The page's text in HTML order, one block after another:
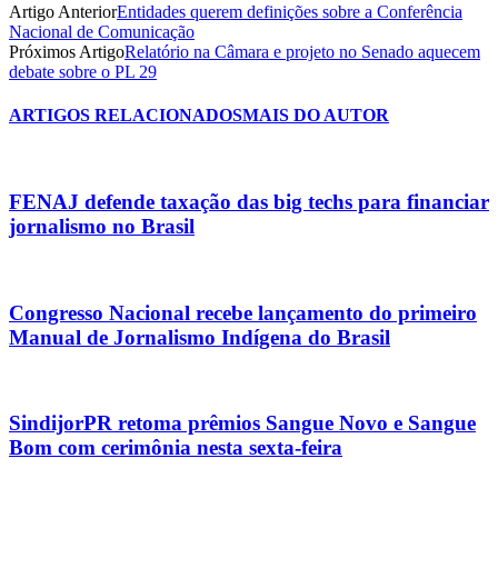
Artigo AnteriorEntidades querem definições sobre a Conferência
Nacional de Comunicação
Próximos ArtigoRelatório na Câmara e projeto no Senado aquecem
debate sobre o PL 29
ARTIGOS RELACIONADOSMAIS DO AUTOR
FENAJ defende taxação das big techs para financiar
jornalismo no Brasil
Congresso Nacional recebe lançamento do primeiro
Manual de Jornalismo Indígena do Brasil
SindijorPR retoma prêmios Sangue Novo e Sangue
Bom com cerimônia nesta sexta-feira